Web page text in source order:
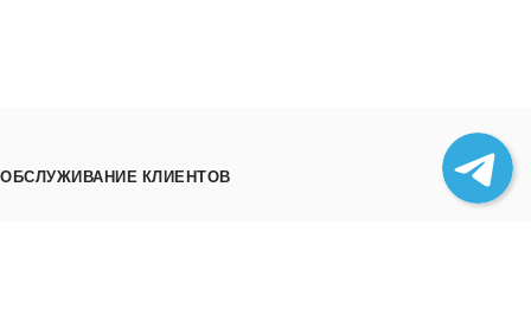
ОБСЛУЖИВАНИЕ КЛИЕНТОВ